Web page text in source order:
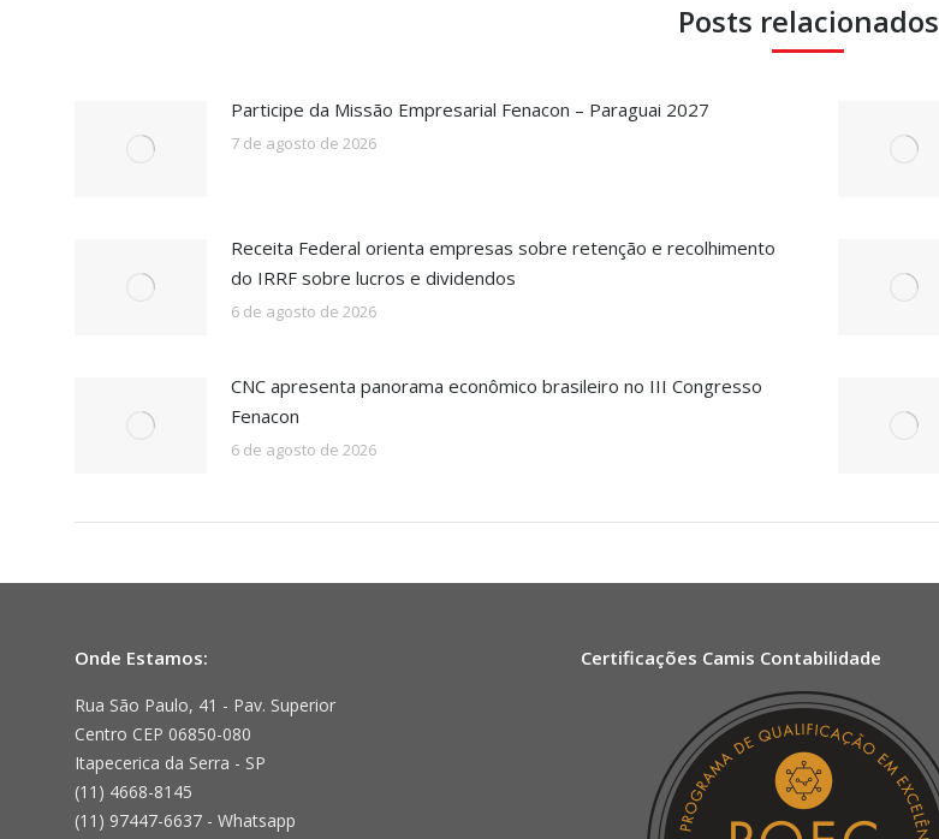
Posts relacionados
Participe da Missão Empresarial Fenacon – Paraguai 2027
7 de agosto de 2026
Receita Federal orienta empresas sobre retenção e recolhimento
do IRRF sobre lucros e dividendos
6 de agosto de 2026
CNC apresenta panorama econômico brasileiro no III Congresso
Fenacon
6 de agosto de 2026
Onde Estamos:
Rua São Paulo, 41 - Pav. Superior
Centro CEP 06850-080
Itapecerica da Serra - SP
(11) 4668-8145
(11) 97447-6637 - Whatsapp
Certificações Camis Contabilidade